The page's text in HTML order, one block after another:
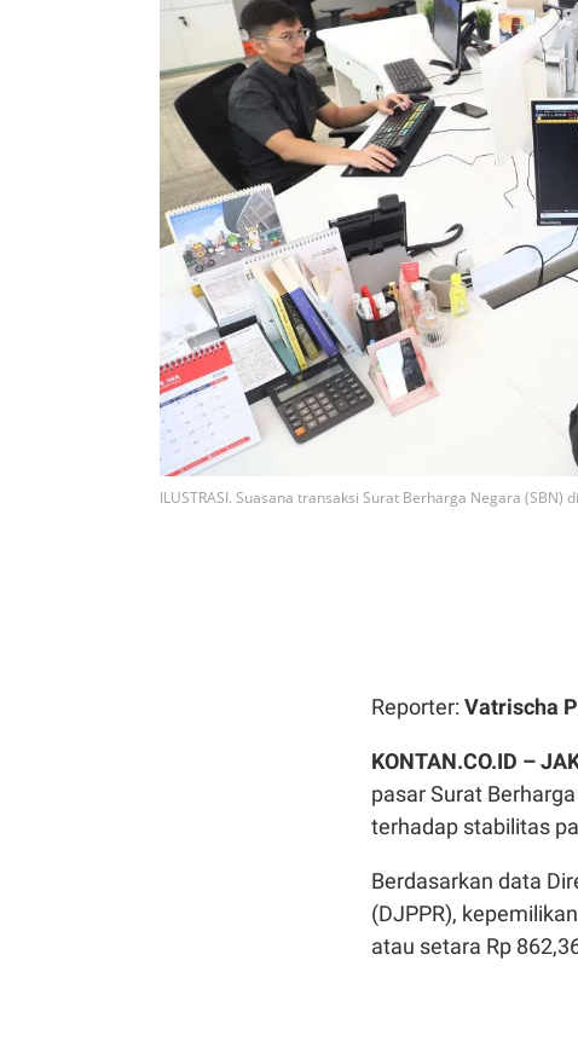
ILUSTRASI. Suasana transaksi Surat Berharga Negara (SBN)
Reporter: Vatrischa
KONTAN.CO.ID –
pasar Surat
terhadap stabilitas
Berdasarkan data
(DJPPR),
atau setara Rp